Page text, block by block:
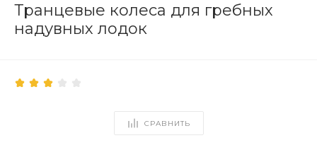
Транцевые колеса для гребных
надувных лодок
СРАВНИТЬ